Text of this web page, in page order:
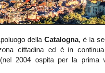
della Catalogna, è la
cittadina ed è in
2004 ospita per la prima